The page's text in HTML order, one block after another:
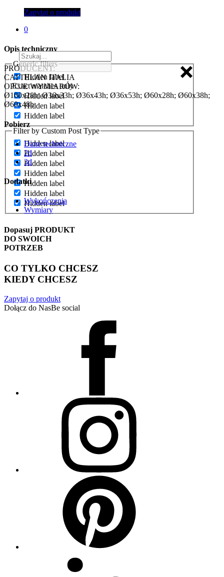
Generic filters
Hidden label
Exact matches only
Hidden label
Hidden label
Hidden label
Filter by Custom Post Type
Hidden label
Hidden label
Hidden label
Hidden label
Hidden label
Hidden label
Hidden label
Zapytaj o produkt
0
Opis techniczny
PRODUCENT:
CATTELAN ITALIA
OPCJE WYMIARÓW:
Ø100x28h; Ø36x33h; Ø36x43h; Ø36x53h; Ø60x28h; Ø60x38h;
Ø60x48h
Pobierz
Dane techniczne
2d
3d
Dodatki
Wykończenia
Wymiary
Dopasuj PRODUKT
DO SWOICH
POTRZEB
CO TYLKO CHCESZ
KIEDY CHCESZ
Zapytaj o produkt
Dołącz do NasBe social